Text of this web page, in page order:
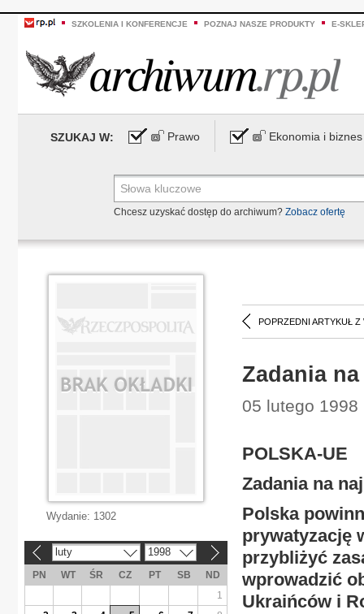
SZKOLENIA I KONFERENCJE POZNAJ NASZE PRODUKTY E-
SZUKAJ W: Prawo Ekonomia i biznes
Chcesz uzyskać dostęp do archiwum? Zobacz ofertę
POPRZEDNI ARTYKUŁ Z
Zadania
05 lutego 1998
POLSKA-UE
Zadania na
Polska
prywatyzację
przybliżyć
wprowadzić
Ukraińców i
Wydanie: 1302
luty 1998
PN WT ŚR CZ PT SB
ND
1